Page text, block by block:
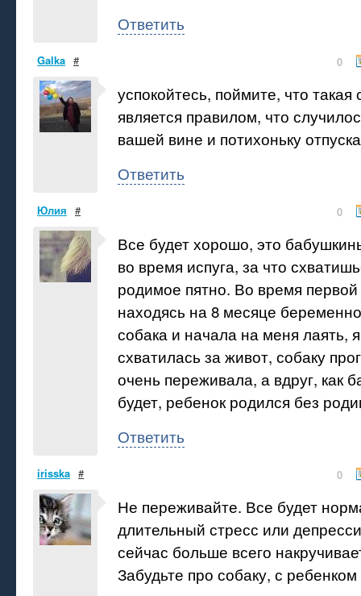
Ответить
Galka # 0
успокойтесь, поймите, что такая
является правилом, что
вашей вине и потихоньку
Ответить
Юлия # 0
Все будет хорошо, это
во время испуга, за что
родимое пятно. Во время
находясь на 8 месяце
собака и начала на меня лаять,
схватилась за живот, собаку
очень переживала, а вдруг, как
будет, ребенок родился без
Ответить
irisska # 0
Не переживайте. Все будет
длительный стресс или
сейчас больше всего
Забудьте про собаку, с ребенком